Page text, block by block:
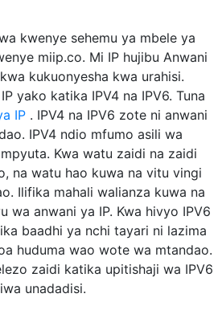
kwenye sehemu ya mbele ya
miip.co. Mi IP hujibu Anwani
kukuonyesha kwa urahisi.
yako katika IPV4 na IPV6. Tuna
IP . IPV4 na IPV6 zote ni anwani
IPV4 ndio mfumo asili wa
Kwa watu zaidi na zaidi
na watu hao kuwa na vitu vingi
Ilifika mahali walianza kuwa na
wa anwani ya IP. Kwa hivyo IPV6
baadhi ya nchi tayari ni lazima
huduma wao wote wa mtandao.
zaidi katika upitishaji wa IPV6
unadadisi.